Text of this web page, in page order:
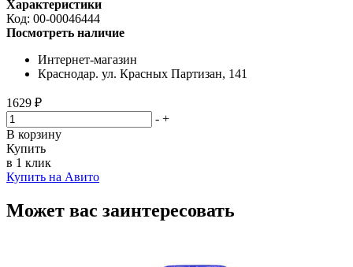
Характеристики
Код: 00-00046444
Посмотреть наличие
Интернет-магазин
Краснодар. ул. Красных Партизан, 141
1629 ₽
- +
В корзину
Купить
в 1 клик
Купить на Авито
Может вас заинтересовать